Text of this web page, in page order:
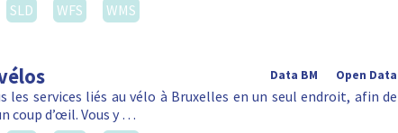
SLD WFS WMS
Open Data
Data BM
les services liés au vélo à Bruxelles en un seul endroit, afin de
coup d’œil. Vous y …